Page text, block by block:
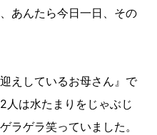
あんたら今日一日、その
えしているお母さん』で
人は水たまりをじゃぶじ
ラゲラ笑っていました。